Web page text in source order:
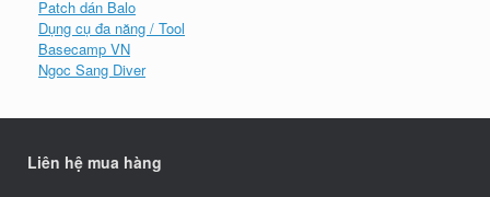
Địa chỉ: 39 ngõ 87 Láng Hạ – Hà Nội
GPKD số 01A8021248 – UBND Quận Ba Đình cấp ngày
07/04/2017